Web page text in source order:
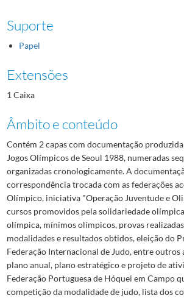
Suporte
Papel
Extensões
1 Caixa
Âmbito e conteúdo
Contém 2 capas com documentação
Jogos Olímpicos de Seoul 1988, numeradas
organizadas cronologicamente. A
correspondência trocada com as federações
Olímpico, iniciativa "Operação Juventude e
cursos promovidos pela solidariedade
olímpica, mínimos olímpicos, provas
modalidades e resultados obtidos, eleição do
Federação Internacional de Judo, entre outros
plano anual, plano estratégico e projeto de
Federação Portuguesa de Hóquei em Campo
competição da modalidade de judo, lista dos